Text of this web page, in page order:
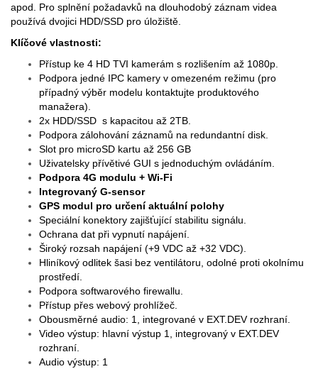
apod. Pro splnění požadavků na dlouhodobý záznam videa
používá dvojici HDD/SSD pro úložiště.
Klíčové vlastnosti:
Přístup ke 4 HD TVI kamerám s rozlišením až 1080p.
Podpora jedné IPC kamery v omezeném režimu (pro
případný výběr modelu kontaktujte produktového
manažera).
2x HDD/SSD s kapacitou až 2TB.
Podpora zálohování záznamů na redundantní disk.
Slot pro microSD kartu až 256 GB
Uživatelsky přívětivé GUI s jednoduchým ovládáním.
Podpora 4G modulu + Wi-Fi
Integrovaný G-sensor
GPS modul pro určení aktuální polohy
Speciální konektory zajišťující stabilitu signálu.
Ochrana dat při vypnutí napájení.
Široký rozsah napájení (+9 VDC až +32 VDC).
Hliníkový odlitek šasi bez ventilátoru, odolné proti okolnímu
prostředí.
Podpora softwarového firewallu.
Přístup přes webový prohlížeč.
Obousměrné audio: 1, integrované v EXT.DEV rozhraní.
Video výstup: hlavní výstup 1, integrovaný v EXT.DEV
rozhraní.
Audio výstup: 1